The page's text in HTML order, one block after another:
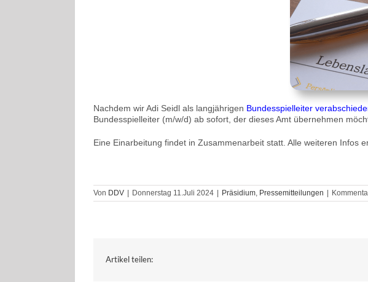
Nachdem wir Adi Seidl als langjährigen Bundesspielleiter
Bundesspielleiter (m/w/d) ab sofort, der dieses Amt übernehmen
Eine Einarbeitung findet in Zusammenarbeit statt. Alle weiteren Infos
Von DDV | Donnerstag 11.Juli 2024 | Präsidium Pressemitteilungen |
Artikel teilen: